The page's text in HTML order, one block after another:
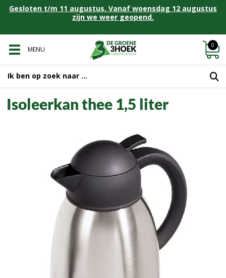
Gesloten t/m 11 augustus. Vanaf woensdag 12 augustus
zijn we weer geopend.
MENU
0
Isoleerkan thee 1,5 liter